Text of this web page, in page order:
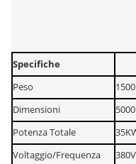
Specifiche
Peso
Dimensioni
Potenza Totale
Voltaggio/Frequenza